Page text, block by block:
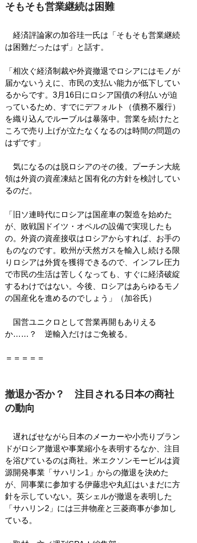
そもそも営業継続は困難
経済評論家の加谷珪一氏は「そもそも営業継続
は困難だったはず」と話す。
「相次ぐ経済制裁や外資撤退でロシアにはモノが
届かないうえに、市民の支払い能力が低下してい
るからです。3月16日にロシア国債の利払いが迫
っているため、すでにデフォルト（債務不履行）
を織り込んでルーブルは暴落中。営業を続けたと
ころで売り上げが立たなくなるのは時間の問題の
はずです」
気になるのは脱ロシアのその後。プーチン大統
領は外資の資産凍結と国有化の方針を検討してい
るのだ。
「旧ソ連時代にロシアは国産車の製造を始めた
が、敗戦国ドイツ・オペルの設備で実現したも
の。外資の資産接収はロシアからすれば、お手の
ものなのです。欧州が天然ガスを輸入し続ける限
りロシアは外貨を獲得できるので、インフレ圧力
で市民の生活は苦しくなっても、すぐに経済破綻
するわけではない。今後、ロシアはあらゆるモノ
の国産化を進めるのでしょう」（加谷氏）
国営ユニクロとして営業再開もありえる
か……？ 逆輸入だけはご免被る。
＝＝＝＝＝
撤退か否か？ 注目される日本の商社
の動向
遅ればせながら日本のメーカーや小売りブラン
ドがロシア撤退や事業縮小を表明するなか、注目
を浴びているのは商社。米エクソンモービルは資
源開発事業「サハリン1」からの撤退を決めた
が、同事業に参加する伊藤忠や丸紅はいまだに方
針を示していない。英シェルが撤退を表明した
「サハリン2」には三井物産と三菱商事が参加し
ている。